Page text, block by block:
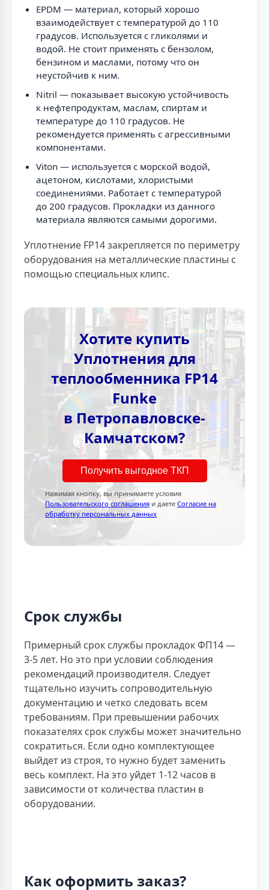
EPDM — материал, который хорошо
взаимодействует с температурой до 110
градусов. Используется с гликолями и
водой. Не стоит применять с бензолом,
бензином и маслами, потому что он
неустойчив к ним.
Nitril — показывает высокую устойчивость
к нефтепродуктам, маслам, спиртам и
температуре до 110 градусов. Не
рекомендуется применять с агрессивными
компонентами.
Viton — используется с морской водой,
ацетоном, кислотами, хлористыми
соединениями. Работает с температурой
до 200 градусов. Прокладки из данного
материала являются самыми дорогими.
Уплотнение FP14 закрепляется по периметру
оборудования на металлические пластины с
помощью специальных клипс.
Хотите купить
Уплотнения для
теплообменника FP14
Funke
в Петропавловске-
Камчатском?
Получить выгодное ТКП
Нажимая кнопку, вы принимаете условия
Пользовательского соглашения и даете Согласие на
обработку персональных данных
Срок службы
Примерный срок службы прокладок ФП14 —
3-5 лет. Но это при условии соблюдения
рекомендаций производителя. Следует
тщательно изучить сопроводительную
документацию и четко следовать всем
требованиям. При превышении рабочих
показателях срок службы может значительно
сократиться. Если одно комплектующее
выйдет из строя, то нужно будет заменить
весь комплект. На это уйдет 1-12 часов в
зависимости от количества пластин в
оборудовании.
Как оформить заказ?